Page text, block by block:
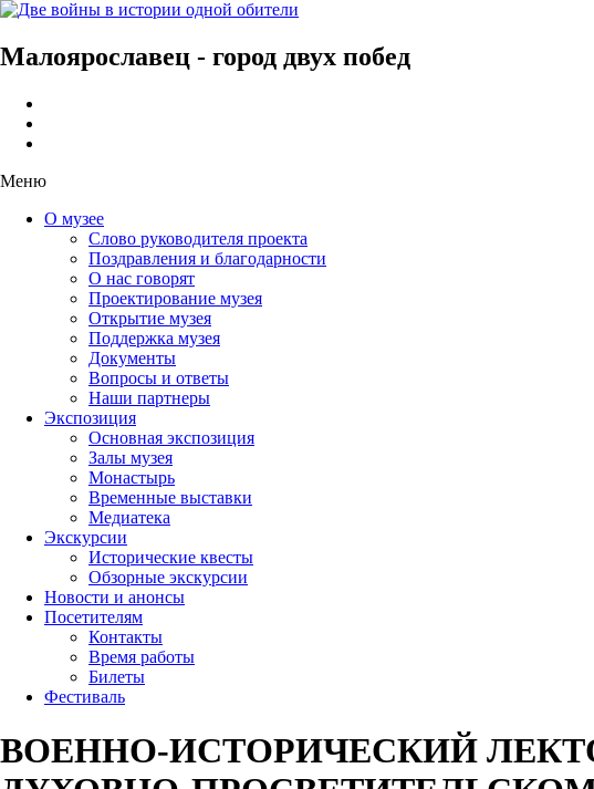
Малоярославец - город двух побед
Меню
О музее
Слово руководителя проекта
Поздравления и благодарности
О нас говорят
Проектирование музея
Открытие музея
Поддержка музея
Документы
Вопросы и ответы
Наши партнеры
Экспозиция
Основная экспозиция
Залы музея
Монастырь
Временные выставки
Медиатека
Экскурсии
Исторические квесты
Обзорные экскурсии
Новости и анонсы
Посетителям
Контакты
Время работы
Билеты
Фестиваль
ВОЕННО-ИСТОРИЧЕСКИЙ